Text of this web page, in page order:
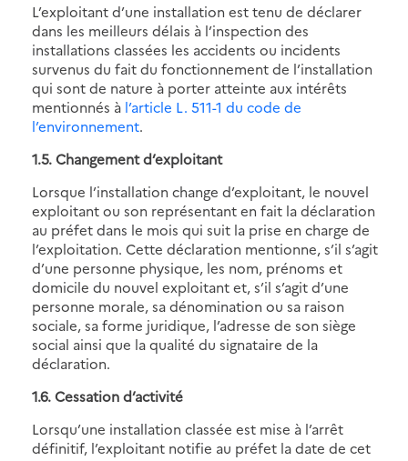
L’exploitant d’une installation est tenu de déclarer
dans les meilleurs délais à l’inspection des
installations classées les accidents ou incidents
survenus du fait du fonctionnement de l’installation
qui sont de nature à porter atteinte aux intérêts
mentionnés à l’article L. 511-1 du code de
l’environnement.
1.5. Changement d’exploitant
Lorsque l’installation change d’exploitant, le nouvel
exploitant ou son représentant en fait la déclaration
au préfet dans le mois qui suit la prise en charge de
l’exploitation. Cette déclaration mentionne, s’il s’agit
d’une personne physique, les nom, prénoms et
domicile du nouvel exploitant et, s’il s’agit d’une
personne morale, sa dénomination ou sa raison
sociale, sa forme juridique, l’adresse de son siège
social ainsi que la qualité du signataire de la
déclaration.
1.6. Cessation d’activité
Lorsqu’une installation classée est mise à l’arrêt
définitif, l’exploitant notifie au préfet la date de cet